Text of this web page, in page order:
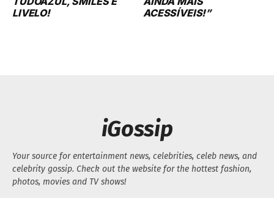
LIVELO!
ACESSÍVEIS!”
iGossip
Your source for entertainment news, celebrities, celeb news, and
celebrity gossip. Check out the website for the hottest fashion,
photos, movies and TV shows!